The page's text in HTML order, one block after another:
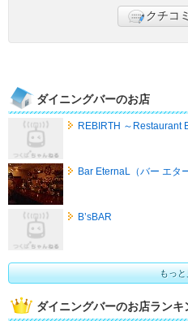
クチコ
ダイニングバーのお店
REBIRTH ～Restaurant
Bar EternaL（バー エタ
B’sBAR
もっ
ダイニングバーのお店ランキ